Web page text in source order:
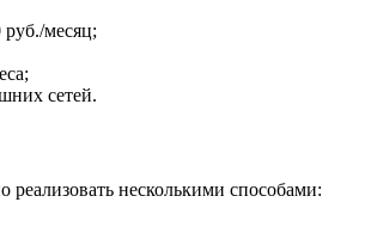
месяц;
сетей.
несколькими способами: